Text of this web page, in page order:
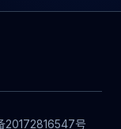
20172816547号